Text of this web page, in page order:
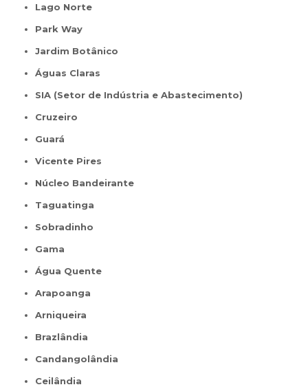
Lago Norte
Park Way
Jardim Botânico
Águas Claras
SIA (Setor de Indústria e Abastecimento)
Cruzeiro
Guará
Vicente Pires
Núcleo Bandeirante
Taguatinga
Sobradinho
Gama
Água Quente
Arapoanga
Arniqueira
Brazlândia
Candangolândia
Ceilândia